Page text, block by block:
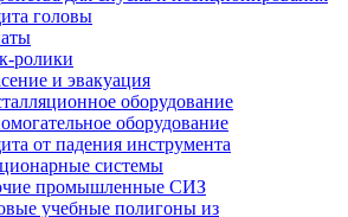
головы
ролики
и эвакуация
оборудование
оборудование
от падения инструмента
системы
промышленные СИЗ
учебные полигоны из